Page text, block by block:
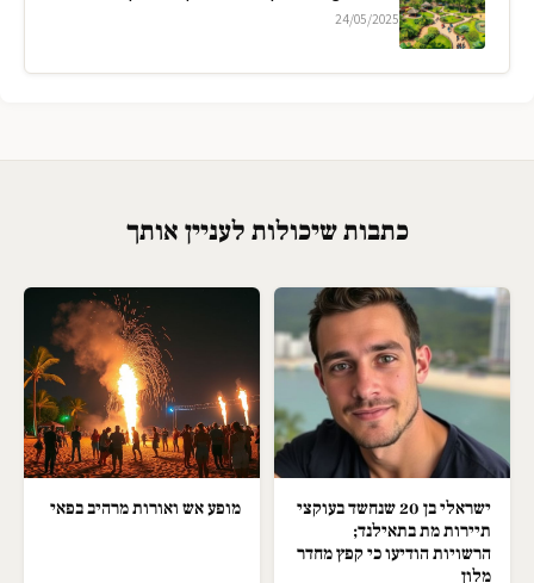
24/05/2025
כתבות שיכולות לעניין אותך
ישראלי בן 20 שנחשד בעוקצי
תיירות מת בתאילנד;
הרשויות הודיעו כי קפץ מחדר
מלון
מופע אש ואורות מרהיב בפאי